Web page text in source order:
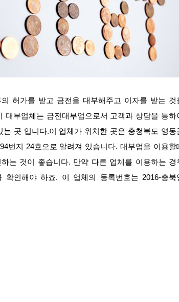
의 허가를 받고 금전을 대부해주고 이자를 받는 것
대부업체는 금전대부업으로서 고객과 상담을 통하
는 곳 입니다.이 업체가 위치한 곳은 충청북도 영동
번지 24호으로 알려져 있습니다. 대부업을 이용할
는 것이 좋습니다. 만약 다른 업체를 이용하는 경
확인해야 하죠. 이 업체의 등록번호는 2016-충북